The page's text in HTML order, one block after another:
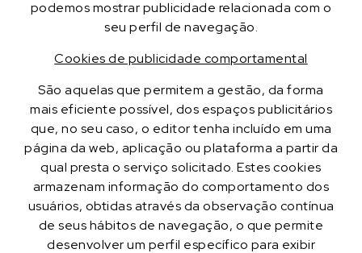
podemos mostrar publicidade relacionada com o
seu perfil de navegação.
Cookies de publicidade comportamental
São aquelas que permitem a gestão, da forma
mais eficiente possível, dos espaços publicitários
que, no seu caso, o editor tenha incluído em uma
página da web, aplicação ou plataforma a partir da
qual presta o serviço solicitado. Estes cookies
armazenam informação do comportamento dos
usuários, obtidas através da observação contínua
de seus hábitos de navegação, o que permite
desenvolver um perfil específico para exibir